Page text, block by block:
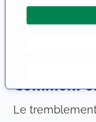
o
diagnostic
réalisé en cas
Comment
Le